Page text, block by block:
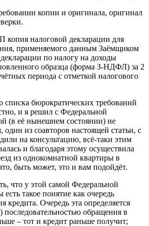
копии и оригинала, оригинал
копия налоговой декларации для
применяемого данным Заёмщиком
по налогу на доходы
образца (форма З-НДФЛ) за 2
периода с отметкой налогового
списка бюрократических требований
и я решил с Федеральной
(в её нынешнем состоянии) не
один из соавторов настоящей статьи, с
на консультацию, всё-таки этим
и благодаря этому осуществила
из однокомнатной квартиры в
быть может, это и вам подойдёт.
что у этой самой Федеральной
такое понятие как очередь
Очередь эта определяется
последовательностью обращения в
– тот и кредит раньше получит;